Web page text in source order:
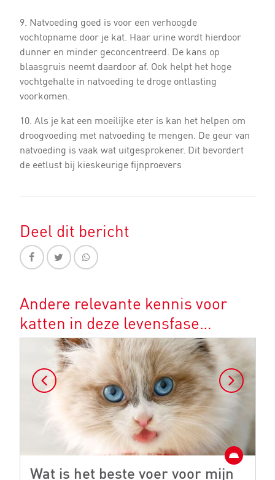
9. Natvoeding goed is voor een verhoogde
vochtopname door je kat. Haar urine wordt hierdoor
dunner en minder geconcentreerd. De kans op
blaasgruis neemt daardoor af. Ook helpt het hoge
vochtgehalte in natvoeding te droge ontlasting
voorkomen.
10. Als je kat een moeilijke eter is kan het helpen om
droogvoeding met natvoeding te mengen. De geur van
natvoeding is vaak wat uitgesprokener. Dit bevordert
de eetlust bij kieskeurige fijnproevers
Deel dit bericht
Andere relevante kennis voor
katten in deze levensfase…
Wat is het beste voer voor mijn